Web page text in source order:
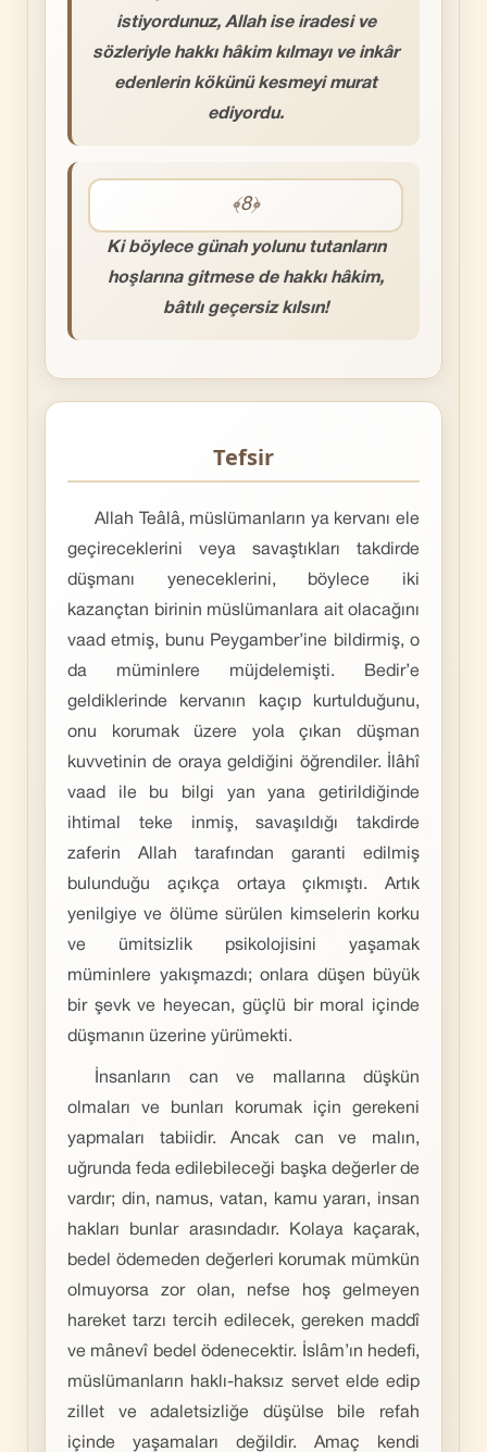
istiyordunuz, Allah ise iradesi ve
sözleriyle hakkı hâkim kılmayı ve inkâr
edenlerin kökünü kesmeyi murat
ediyordu.
﴾8﴿
Ki böylece günah yolunu tutanların
hoşlarına gitmese de hakkı hâkim,
bâtılı geçersiz kılsın!
Tefsir
Allah Teâlâ, müslümanların ya kervanı ele
geçireceklerini veya savaştıkları takdirde
düşmanı yeneceklerini, böylece iki
kazançtan birinin müslümanlara ait olacağını
vaad etmiş, bunu Peygamber’ine bildirmiş, o
da müminlere müjdelemişti. Bedir’e
geldiklerinde kervanın kaçıp kurtulduğunu,
onu korumak üzere yola çıkan düşman
kuvvetinin de oraya geldiğini öğrendiler. İlâhî
vaad ile bu bilgi yan yana getirildiğinde
ihtimal teke inmiş, savaşıldığı takdirde
zaferin Allah tarafından garanti edilmiş
bulunduğu açıkça ortaya çıkmıştı. Artık
yenilgiye ve ölüme sürülen kimselerin korku
ve ümitsizlik psikolojisini yaşamak
müminlere yakışmazdı; onlara düşen büyük
bir şevk ve heyecan, güçlü bir moral içinde
düşmanın üzerine yürümekti.
İnsanların can ve mallarına düşkün
olmaları ve bunları korumak için gerekeni
yapmaları tabiidir. Ancak can ve malın,
uğrunda feda edilebileceği başka değerler de
vardır; din, namus, vatan, kamu yararı, insan
hakları bunlar arasındadır. Kolaya kaçarak,
bedel ödemeden değerleri korumak mümkün
olmuyorsa zor olan, nefse hoş gelmeyen
hareket tarzı tercih edilecek, gereken maddî
ve mânevî bedel ödenecektir. İslâm’ın hedefi,
müslümanların haklı-haksız servet elde edip
zillet ve adaletsizliğe düşülse bile refah
içinde yaşamaları değildir. Amaç kendi